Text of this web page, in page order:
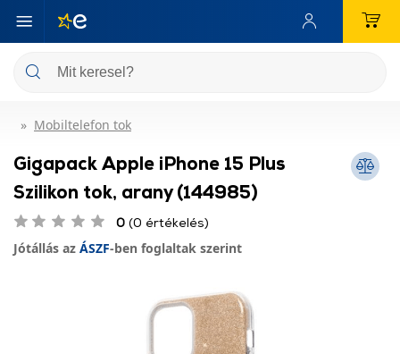
Mobiltelefon tok
Gigapack Apple iPhone 15 Plus
Szilikon tok, arany (144985)
0 (0 értékelés)
Jótállás az ÁSZF-ben foglaltak szerint